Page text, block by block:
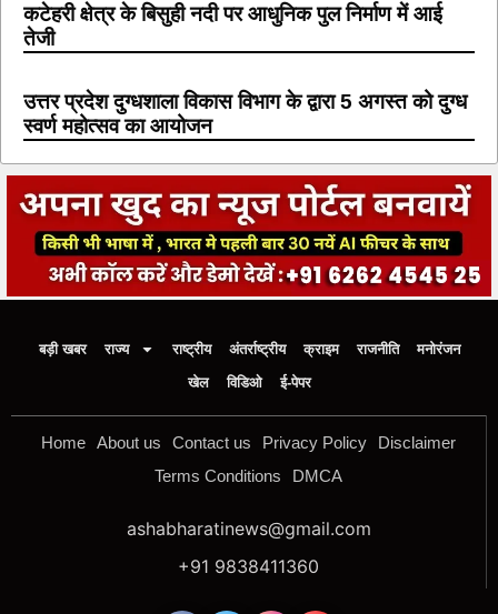
कटेहरी क्षेत्र के बिसुही नदी पर आधुनिक पुल निर्माण में आई
तेजी
उत्तर प्रदेश दुग्धशाला विकास विभाग के द्वारा 5 अगस्त को दुग्ध
स्वर्ण महोत्सव का आयोजन
बड़ी खबर राज्य राष्ट्रीय अंतर्राष्ट्रीय क्राइम राजनीति
मनोरंजन
खेल
विडिओ ई-पेपर
Home About us Contact us Privacy Policy
Disclaimer
Terms Conditions
DMCA
ashabharatinews@gmail.com
+91 9838411360